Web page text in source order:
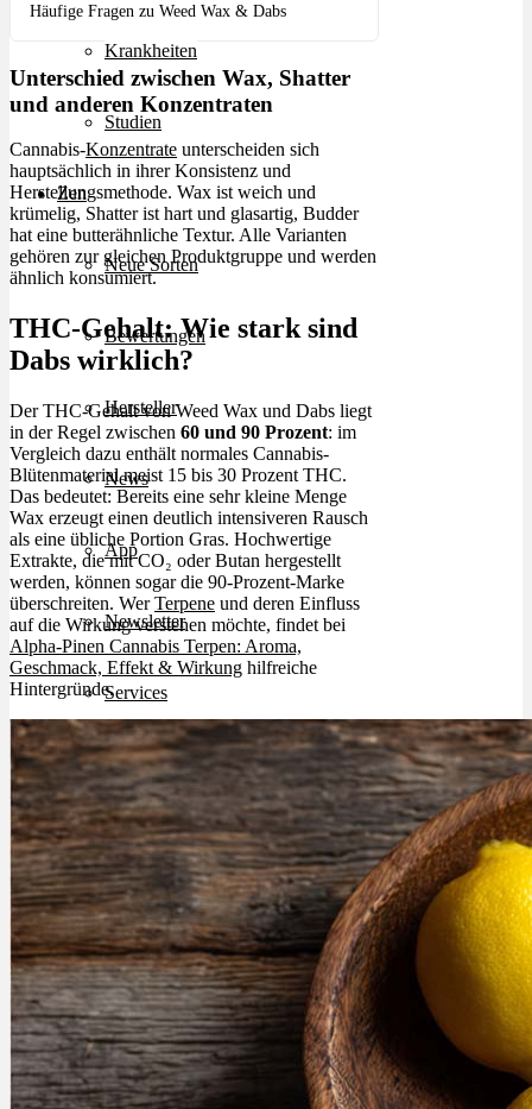
Krankheiten
Studien
Zen
Neue Sorten
Bewertungen
Hersteller
News
App
Newsletter
Services
Ärzte Service
Rezept Service
Apotheken Service
Lieferung
Cannabis Karte
Häufige Fragen zu Weed Wax & Dabs
Unterschied zwischen Wax, Shatter
und anderen Konzentraten
Cannabis-Konzentrate unterscheiden sich
hauptsächlich in ihrer Konsistenz und
Herstellungsmethode. Wax ist weich und
krümelig, Shatter ist hart und glasartig, Budder
hat eine butterähnliche Textur. Alle Varianten
gehören zur gleichen Produktgruppe und werden
ähnlich konsumiert.
THC-Gehalt: Wie stark sind
Dabs wirklich?
Der THC-Gehalt von Weed Wax und Dabs liegt
in der Regel zwischen 60 und 90 Prozent: im
Vergleich dazu enthält normales Cannabis-
Blütenmaterial meist 15 bis 30 Prozent THC.
Das bedeutet: Bereits eine sehr kleine Menge
Wax erzeugt einen deutlich intensiveren Rausch
als eine übliche Portion Gras. Hochwertige
Extrakte, die mit CO₂ oder Butan hergestellt
werden, können sogar die 90-Prozent-Marke
überschreiten. WerTerpene und deren Einfluss
auf die Wirkung verstehen möchte, findet bei
Alpha-Pinen Cannabis Terpen: Aroma,
Geschmack, Effekt & Wirkung hilfreiche
Hintergründe.